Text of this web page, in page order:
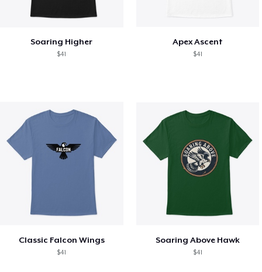
Soaring Higher
$41
Apex Ascent
$41
Classic Falcon Wings
$41
Soaring Above Hawk
$41